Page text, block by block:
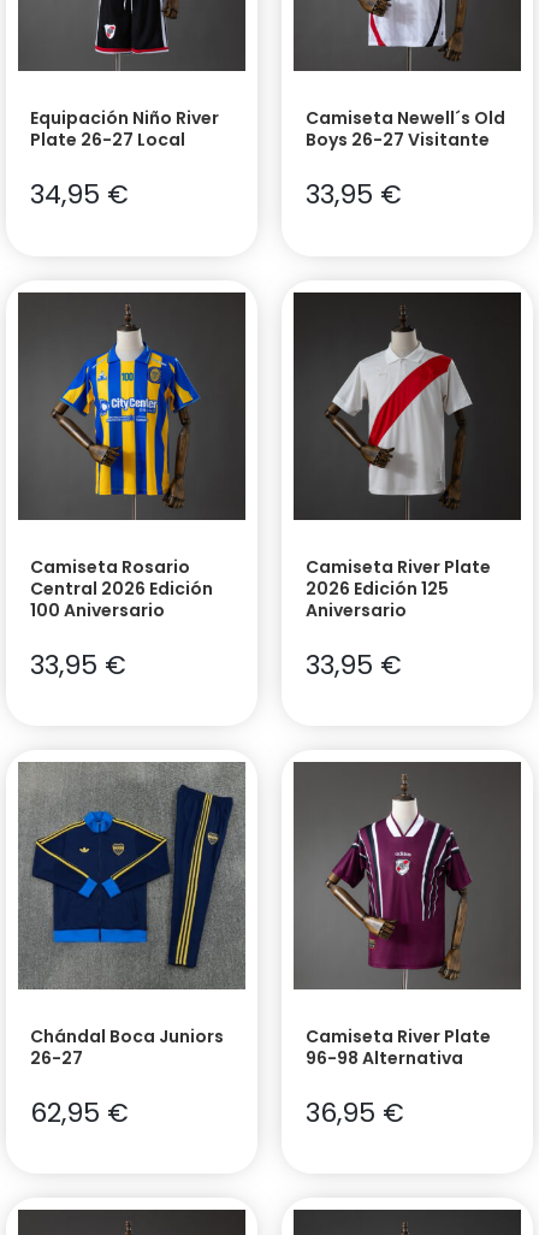
Equipación Niño River
Plate 26-27 Local
34,95 €
Camiseta Newell´s Old
Boys 26-27 Visitante
33,95 €
Camiseta Rosario
Central 2026 Edición
100 Aniversario
33,95 €
Camiseta River Plate
2026 Edición 125
Aniversario
33,95 €
Chándal Boca Juniors
26-27
62,95 €
Camiseta River Plate
96-98 Alternativa
36,95 €